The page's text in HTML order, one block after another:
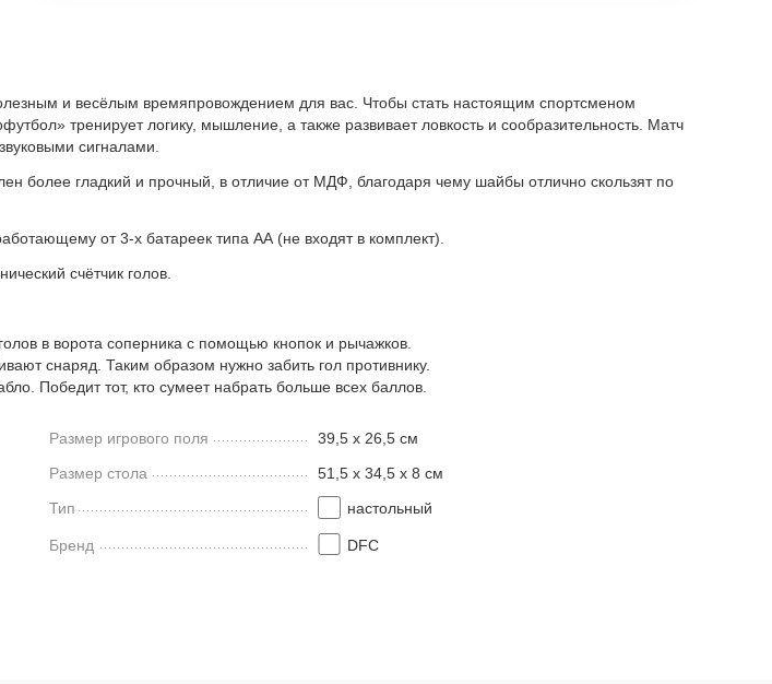
и весёлым времяпровождением для вас. Чтобы стать настоящим спортсменом
тренирует логику, мышление, а также развивает ловкость и сообразительность. Матч
сигналами.
более гладкий и прочный, в отличие от МДФ, благодаря чему шайбы отлично скользят по
от 3-х батареек типа АА (не входят в комплект).
счётчик голов.
в ворота соперника с помощью кнопок и рычажков.
снаряд. Таким образом нужно забить гол противнику.
Победит тот, кто сумеет набрать больше всех баллов.
Размер игрового поля
39,5 х 26,5 см
Размер стола
51,5 х 34,5 х 8 см
Тип
настольный
Бренд DFC